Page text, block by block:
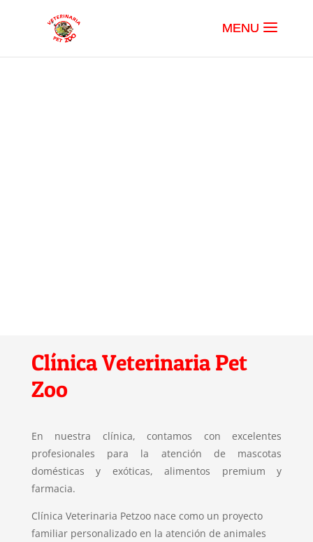
Clínica Veterinaria Pet
Zoo
En nuestra clínica, contamos con excelentes
profesionales para la atención de mascotas
domésticas y exóticas, alimentos premium y
farmacia.
Clínica Veterinaria Petzoo nace como un proyecto
familiar personalizado en la atención de animales